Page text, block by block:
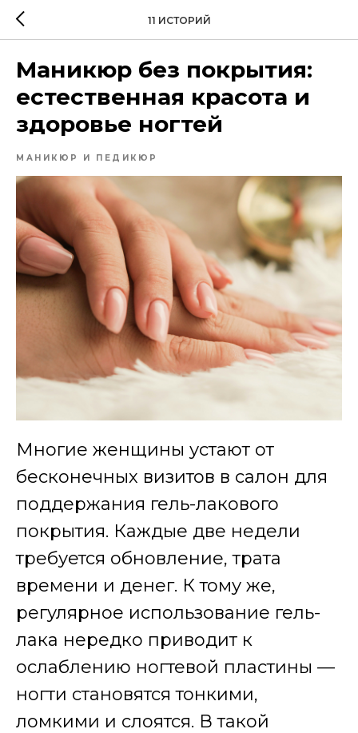
11 ИСТОРИЙ
Маникюр без покрытия:
естественная красота и
здоровье ногтей
МАНИКЮР И ПЕДИКЮР
Многие женщины устают от
бесконечных визитов в салон для
поддержания гель-лакового
покрытия. Каждые две недели
требуется обновление, трата
времени и денег. К тому же,
регулярное использование гель-
лака нередко приводит к
ослаблению ногтевой пластины —
ногти становятся тонкими,
ломкими и слоятся. В такой